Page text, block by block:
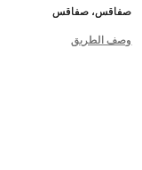
صفاقس، صفاقس
وصف الطريق